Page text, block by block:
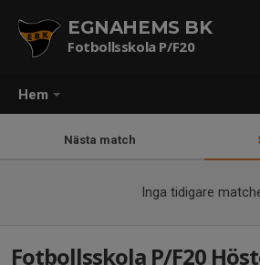
Hem
EGNAHEMS BK
Fotbollsskola P/F20
Nästa match
Inga tidigare
Fotbollsskola P/F20